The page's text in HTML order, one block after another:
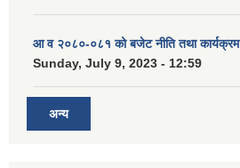
आ व २०८०-०८१ को बजेट नीति तथा कार्यक्रम
Sunday, July 9, 2023 - 12:59
अन्य